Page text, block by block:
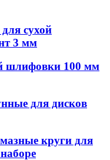
сухой
3 мм
шлифовки 100 мм
для дисков
круги для